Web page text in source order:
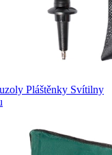
Pláštěnky Svítilny